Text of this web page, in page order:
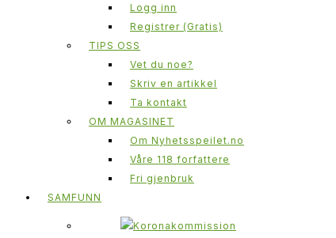
Logg inn
Registrer (Gratis)
TIPS OSS
Vet du noe?
Skriv en artikkel
Ta kontakt
OM MAGASINET
Om Nyhetsspeilet.no
Våre 118 forfattere
Fri gjenbruk
SAMFUNN